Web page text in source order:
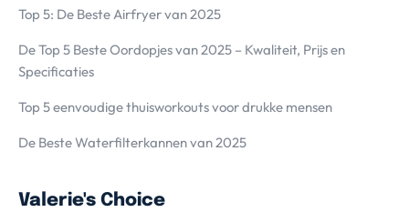
Top 5: De Beste Airfryer van 2025
De Top 5 Beste Oordopjes van 2025 – Kwaliteit, Prijs en
Specificaties
Top 5 eenvoudige thuisworkouts voor drukke mensen
De Beste Waterfilterkannen van 2025
Valerie's Choice